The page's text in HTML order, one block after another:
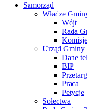
Samorząd
Władze
Wójt
Rada
Komisje
Urząd Gminy
Dane
BIP
Praca
Petycje
Sołectwa